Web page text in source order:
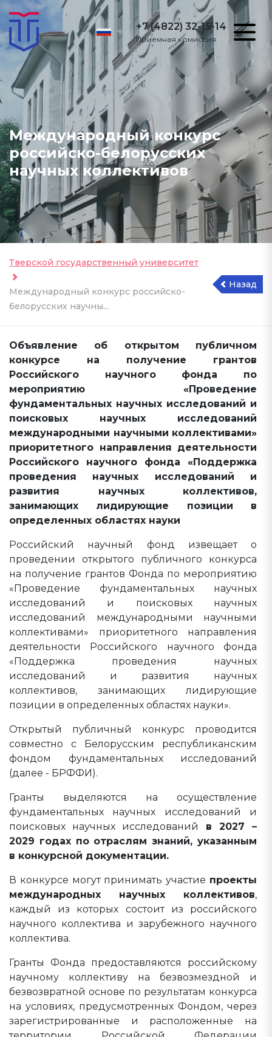
+7 (4822) 32-15-14
Приёмная комиссия
Международный конкурс
российско-белорусских
научных коллективов
Тверской государственный университет
Международный конкурс российско-
белорусских научны...
Назад
Объявление об открытом публичном
конкурсе на получение грантов
Российского научного фонда по
мероприятию «Проведение
фундаментальных научных исследований и
поисковых научных исследований
международными научными коллективами»
приоритетного направления деятельности
Российского научного фонда «Поддержка
проведения научных исследований и
развития научных коллективов,
занимающих лидирующие позиции в
определенных областях науки
Российский научный фонд извещает о
проведении открытого публичного конкурса
на получение грантов Фонда по мероприятию
«Проведение фундаментальных научных
исследований и поисковых научных
исследований международными научными
коллективами» приоритетного направления
деятельности Российского научного фонда
«Поддержка проведения научных
исследований и развития научных
коллективов, занимающих лидирующие
позиции в определенных областях науки».
Открытый публичный конкурс проводится
совместно с Белорусским республиканским
фондом фундаментальных исследований
(далее - БРФФИ).
Гранты выделяются на осуществление
фундаментальных научных исследований и
поисковых научных исследований в 2027 –
2029 годах по отраслям знаний, указанным
в конкурсной документации.
В конкурсе могут принимать участие проекты
международных научных коллективов,
каждый из которых состоит из российского
научного коллектива и зарубежного научного
коллектива.
Гранты Фонда предоставляются российскому
научному коллективу на безвозмездной и
безвозвратной основе по результатам конкурса
на условиях, предусмотренных Фондом, через
зарегистрированные и расположенные на